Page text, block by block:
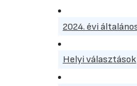
2024. évi
Helyi választások